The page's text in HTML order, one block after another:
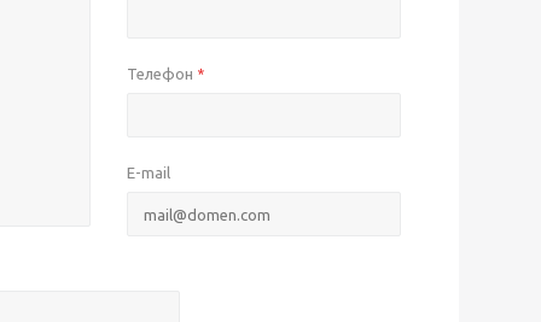
Телефон *
E-mail